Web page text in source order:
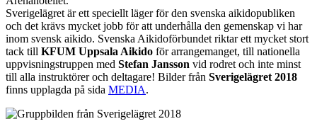
Sverigelägret är ett speciellt läger för den svenska aikidopubliken
och det krävs mycket jobb för att underhålla den gemenskap vi har
inom svensk aikido. Svenska Aikidoförbundet riktar ett mycket stort
tack till KFUM Uppsala Aikido för arrangemanget, till nationella
uppvisningstruppen med Stefan Jansson vid rodret och inte minst
till alla instruktörer och deltagare! Bilder från Sverigelägret 2018
finns upplagda på sida MEDIA.